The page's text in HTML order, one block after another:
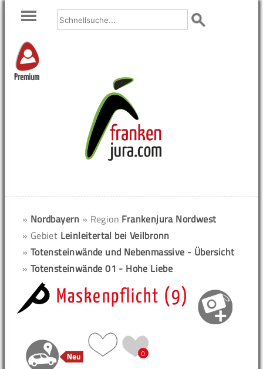
Premium
» Nordbayern » Region Frankenjura Nordwest
» Gebiet Leinleitertal bei Veilbronn
» Totensteinwände und Nebenmassive - Übersicht
» Totensteinwände 01 - Hohe Liebe
Maskenpflicht (9)
0